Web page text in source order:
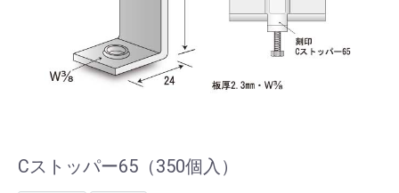
Cストッパー65（350個入）